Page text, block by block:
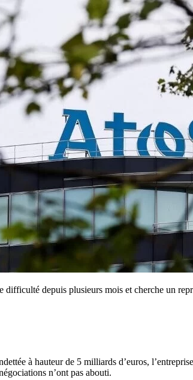
depuis plusieurs mois et cherche un
à hauteur de 5 milliards d’euros,
n’ont pas abouti.